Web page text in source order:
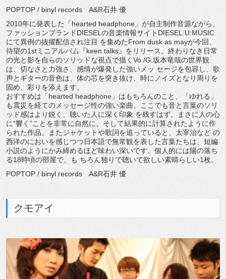
POPTOP / binyl records A&R石井 優
2010年に発表した「hearted headphone」が自主制作音源ながら、
ファッションブランドDIESELの音楽情報サイトDIESEL:U:MUSIC
にて異例の抜擢配信され注目 を集めたFrom dusk as mayが今回、
待望の1stミニアルバム『keen talks』をリリース。終わりなき日常
の光と影を自らのソリッドな視点で描くVo./G.坂本竜哉の世界観
は、切なさと力強さ、感情が爆発した強いメッ セージを包容し、歌
声とギターの音色は、体の芯を突き抜け、時にノイズとなり周りを
固め、彩りを添えます。
おすすめは「hearted headphone」はもちろんのこと、「ゆれる」
も震災を経てのメッセージ性の強い楽曲。ここでも音と言葉のソリ
ッド感はより鋭く、聴いた人に深く印象 を残すはず。まさに人の心
に“響く”ことを非常に自然に、そして結果的に計算されたように作
られた作品。またジャケットや歌詞を追っていると、太宰治など の
西洋のにおいを感じつつ日本語で無常観を表した言葉たちは、短編
小説のようにかみ締めるほど味わい深いです。個人的には陽の落ち
る18時頃の部屋で、も ちろん独りで聴いて欲しい素晴らしい1枚。
POPTOP / binyl records A&R石井 優
クモアイ